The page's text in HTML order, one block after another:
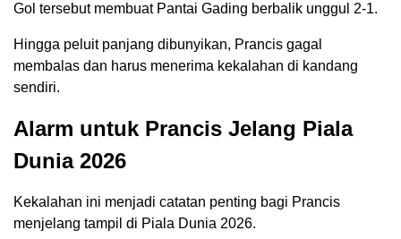
Gol tersebut membuat Pantai Gading berbalik unggul 2-1.
Hingga peluit panjang dibunyikan, Prancis gagal
membalas dan harus menerima kekalahan di kandang
sendiri.
Alarm untuk Prancis Jelang Piala
Dunia 2026
Kekalahan ini menjadi catatan penting bagi Prancis
menjelang tampil di Piala Dunia 2026.